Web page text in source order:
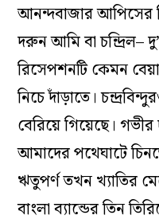
আনন্দবাজার আপিসের
দরুন আমি বা চন্দ্রিল–
রিসেপশনটি কেমন
নিচে দাঁড়াতে।
বেরিয়ে গিয়েছে।
আমাদের পথেঘাটে
ঋতুপর্ণ তখন খ‌্যাতির
বাংলা ব‌্যান্ডের তিন